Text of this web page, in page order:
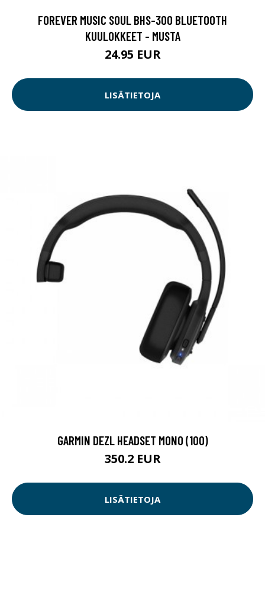
FOREVER MUSIC SOUL BHS-300 BLUETOOTH
KUULOKKEET - MUSTA
24.95 EUR
LISÄTIETOJA
GARMIN DEZL HEADSET MONO (100)
350.2 EUR
LISÄTIETOJA